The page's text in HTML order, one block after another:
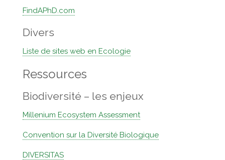
FindAPhD.com
Divers
Liste de sites web en Ecologie
Ressources
Biodiversité – les enjeux
Millenium Ecosystem Assessment
Convention sur la Diversité Biologique
DIVERSITAS